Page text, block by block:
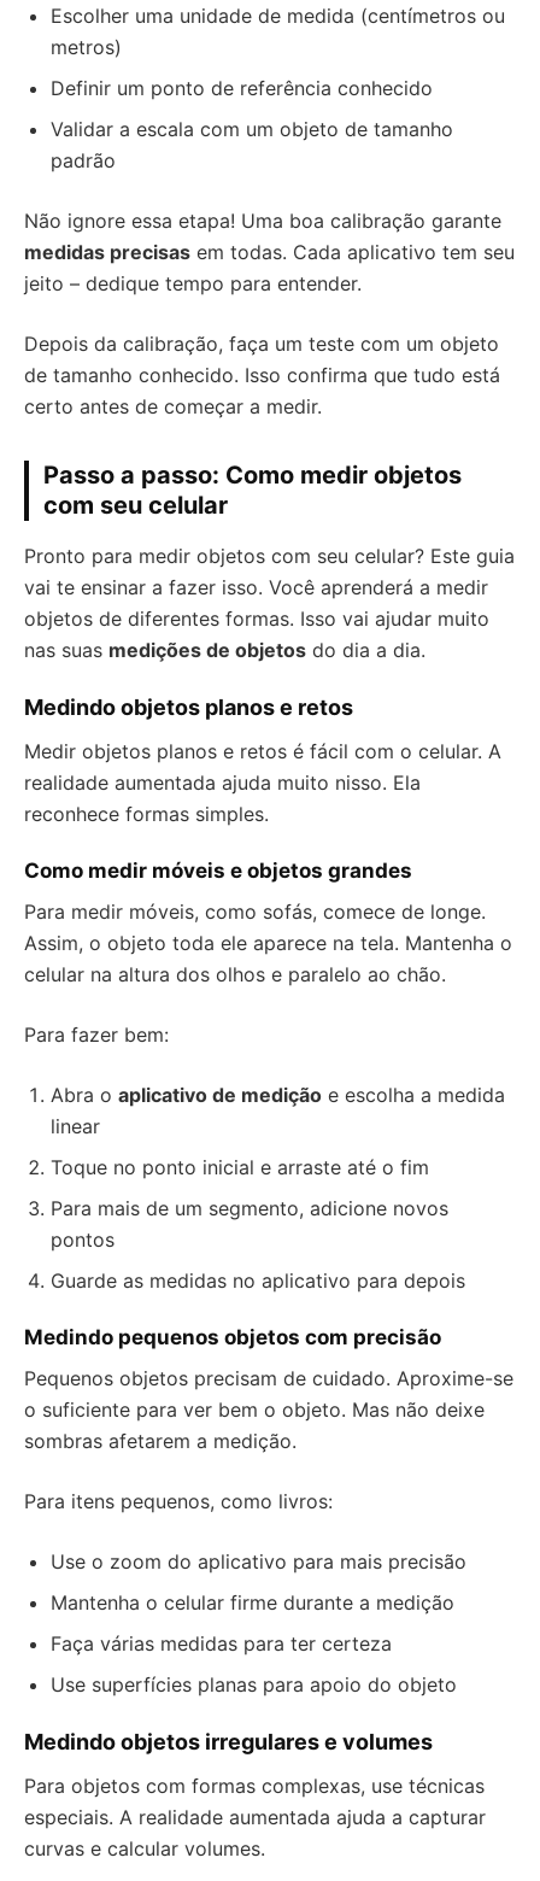
Escolher uma unidade de medida (centímetros ou
metros)
Definir um ponto de referência conhecido
Validar a escala com um objeto de tamanho
padrão
Não ignore essa etapa! Uma boa calibração garante
medidas precisas em todas. Cada aplicativo tem seu
jeito – dedique tempo para entender.
Depois da calibração, faça um teste com um objeto
de tamanho conhecido. Isso confirma que tudo está
certo antes de começar a medir.
Passo a passo: Como medir objetos
com seu celular
Pronto para medir objetos com seu celular? Este guia
vai te ensinar a fazer isso. Você aprenderá a medir
objetos de diferentes formas. Isso vai ajudar muito
nas suas medições de objetos do dia a dia.
Medindo objetos planos e retos
Medir objetos planos e retos é fácil com o celular. A
realidade aumentada ajuda muito nisso. Ela
reconhece formas simples.
Como medir móveis e objetos grandes
Para medir móveis, como sofás, comece de longe.
Assim, o objeto toda ele aparece na tela. Mantenha o
celular na altura dos olhos e paralelo ao chão.
Para fazer bem:
Abra o aplicativo de medição e escolha a medida
linear
Toque no ponto inicial e arraste até o fim
Para mais de um segmento, adicione novos
pontos
Guarde as medidas no aplicativo para depois
Medindo pequenos objetos com precisão
Pequenos objetos precisam de cuidado. Aproxime-se
o suficiente para ver bem o objeto. Mas não deixe
sombras afetarem a medição.
Para itens pequenos, como livros:
Use o zoom do aplicativo para mais precisão
Mantenha o celular firme durante a medição
Faça várias medidas para ter certeza
Use superfícies planas para apoio do objeto
Medindo objetos irregulares e volumes
Para objetos com formas complexas, use técnicas
especiais. A realidade aumentada ajuda a capturar
curvas e calcular volumes.